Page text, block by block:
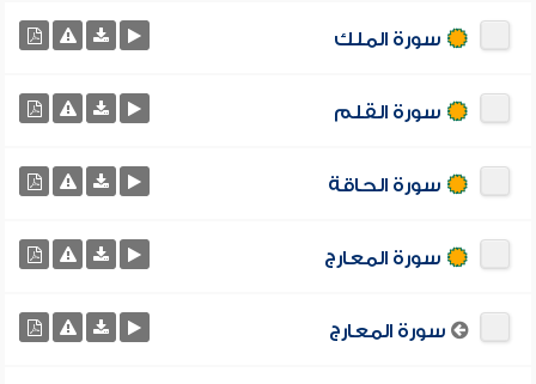
سورة الملك
سورة القلم
سورة الحاقة
سورة المعارج
سورة المعارج